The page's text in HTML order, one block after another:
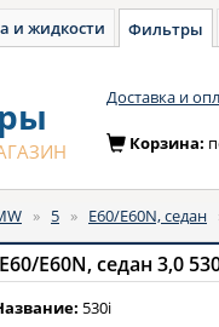
и жидкости Фильтры
Доставка и
Корзина:
» 5 » E60/E60N, седан
E60N, седан 3,0
530i